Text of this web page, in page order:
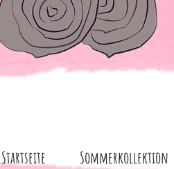
Startseite Sommerkollektion